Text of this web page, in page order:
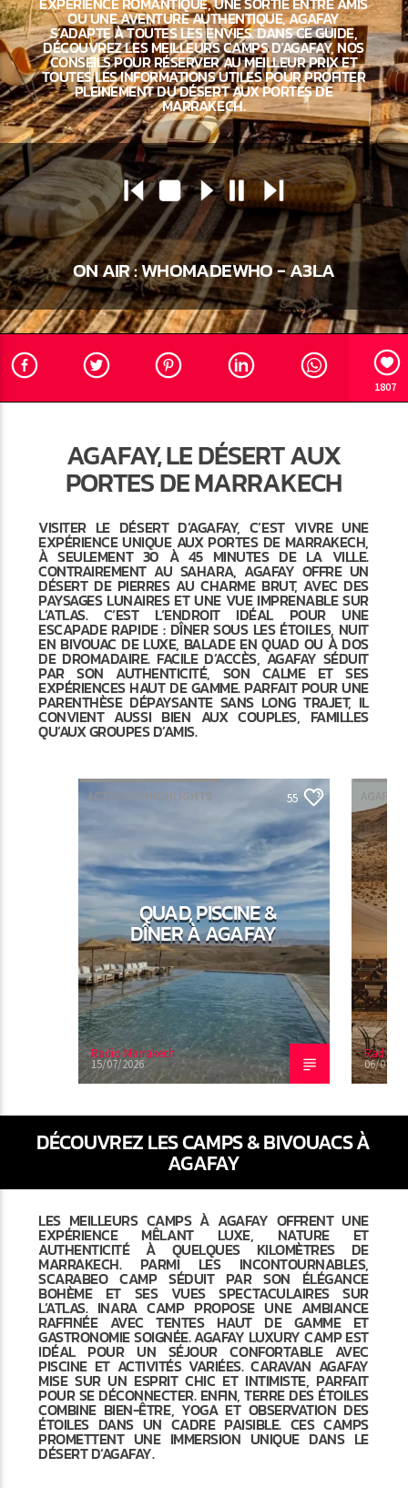
Radio Marrakech
OU UNE AVENTURE AUTHENTIQUE, AGAFAY
S’ADAPTE À TOUTES LES ENVIES. DANS CE GUIDE,
DÉCOUVREZ LES MEILLEURS CAMPS D’AGAFAY, NOS
CONSEILS POUR RÉSERVER AU MEILLEUR PRIX ET
TOUTES LES INFORMATIONS UTILES POUR PROFITER
PLEINEMENT DU DÉSERT AUX PORTES DE
MARRAKECH.
ON AIR :WHOMADEWHO - A3LA
1807
AGAFAY, LE DÉSERT AUX
PORTES DE MARRAKECH
VISITER LE DÉSERT D’AGAFAY, C’EST VIVRE UNE
EXPÉRIENCE UNIQUE AUX PORTES DE MARRAKECH,
À SEULEMENT 30 À 45 MINUTES DE LA VILLE.
CONTRAIREMENT AU SAHARA, AGAFAY OFFRE UN
DÉSERT DE PIERRES AU CHARME BRUT, AVEC DES
PAYSAGES LUNAIRES ET UNE VUE IMPRENABLE SUR
L’ATLAS. C’EST L’ENDROIT IDÉAL POUR UNE
ESCAPADE RAPIDE : DÎNER SOUS LES ÉTOILES, NUIT
EN BIVOUAC DE LUXE, BALADE EN QUAD OU À DOS
DE DROMADAIRE. FACILE D’ACCÈS, AGAFAY SÉDUIT
PAR SON AUTHENTICITÉ, SON CALME ET SES
EXPÉRIENCES HAUT DE GAMME. PARFAIT POUR UNE
PARENTHÈSE DÉPAYSANTE SANS LONG TRAJET, IL
CONVIENT AUSSI BIEN AUX COUPLES, FAMILLES
QU’AUX GROUPES D’AMIS.
ACTIVITÉS HIGHLIGHTS 55
QUAD, PISCINE &
DÎNER À AGAFAY
Radio Marrakech
15/07/2026
Radio
06/07/
DÉCOUVREZ LES CAMPS & BIVOUACS À
AGAFAY
LES MEILLEURS CAMPS À AGAFAY OFFRENT UNE
EXPÉRIENCE MÊLANT LUXE, NATURE ET
AUTHENTICITÉ À QUELQUES KILOMÈTRES DE
MARRAKECH. PARMI LES INCONTOURNABLES,
SCARABEO CAMP SÉDUIT PAR SON ÉLÉGANCE
BOHÈME ET SES VUES SPECTACULAIRES SUR
L’ATLAS. INARA CAMP PROPOSE UNE AMBIANCE
RAFFINÉE AVEC TENTES HAUT DE GAMME ET
GASTRONOMIE SOIGNÉE. AGAFAY LUXURY CAMP EST
IDÉAL POUR UN SÉJOUR CONFORTABLE AVEC
PISCINE ET ACTIVITÉS VARIÉES. CARAVAN AGAFAY
MISE SUR UN ESPRIT CHIC ET INTIMISTE, PARFAIT
POUR SE DÉCONNECTER. ENFIN, TERRE DES ÉTOILES
COMBINE BIEN-ÊTRE, YOGA ET OBSERVATION DES
ÉTOILES DANS UN CADRE PAISIBLE. CES CAMPS
PROMETTENT UNE IMMERSION UNIQUE DANS LE
DÉSERT D’AGAFAY.